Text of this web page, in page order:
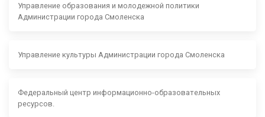
Управление образования и молодежной политики
Администрации города Смоленска
Управление культуры Администрации города Смоленска
Федеральный центр информационно-образовательных
ресурсов.